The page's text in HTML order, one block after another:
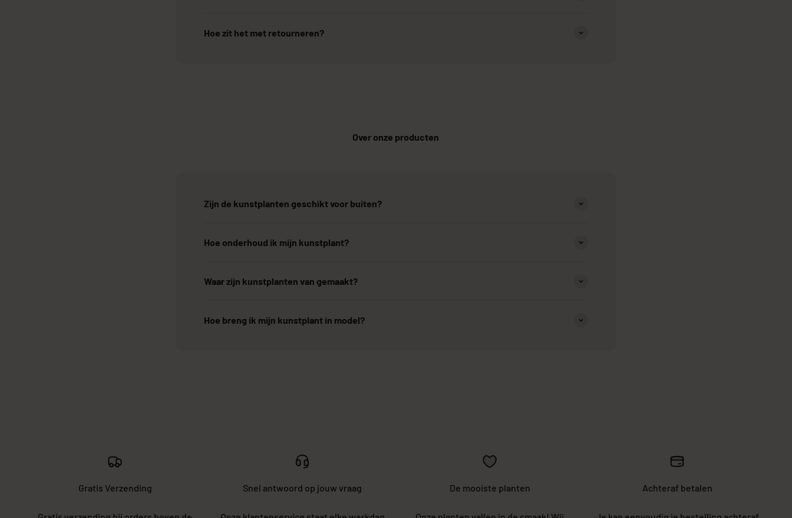
Hoe zit het met retourneren?
Over onze producten
Zijn de kunstplanten geschikt voor buiten?
Hoe onderhoud ik mijn kunstplant?
Waar zijn kunstplanten van gemaakt?
Hoe breng ik mijn kunstplant in model?
Gratis Verzending Snel antwoord op jouw vraag De mooiste planten Achteraf betalen